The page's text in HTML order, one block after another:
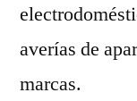
averías de
marcas.